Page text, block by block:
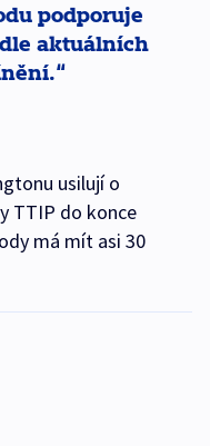
podporuje
aktuálních
usilují o
TTIP do konce
má mít asi 30